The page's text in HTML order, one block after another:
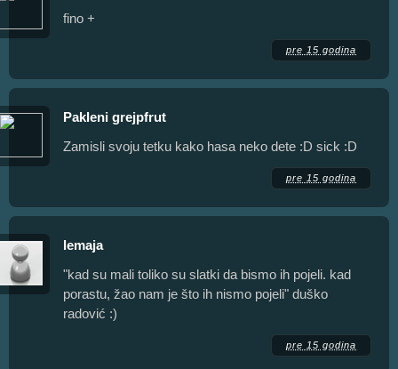
fino +
pre 15 godina
Pakleni grejpfrut
Zamisli svoju tetku kako hasa neko dete :D sick :D
pre 15 godina
lemaja
"kad su mali toliko su slatki da bismo ih pojeli. kad
porastu, žao nam je što ih nismo pojeli" duško
radović :)
pre 15 godina